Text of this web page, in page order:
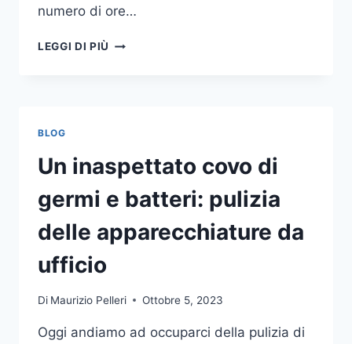
numero di ore…
LEGGI DI PIÙ COME
BLOG
Un inaspettato covo di
germi e batteri: pulizia
delle apparecchiature da
ufficio
Di Maurizio Pelleri Ottobre 5, 2023
Oggi andiamo ad occuparci della pulizia di